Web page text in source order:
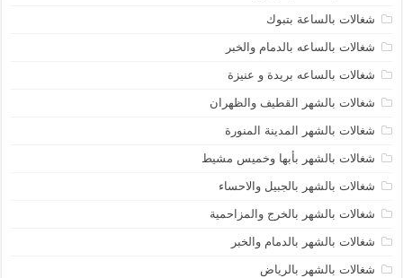
شغالات بالساعة بتبوك
شغالات بالساعه بالدمام والخبر
شغالات بالساعه بريدة و عنيزة
شغالات بالشهر القطيف والظهران
شغالات بالشهر المدينة المنورة
شغالات بالشهر بأبها وخميس مشيط
شغالات بالشهر بالجبيل والاحساء
شغالات بالشهر بالخرج والمزاحمية
شغالات بالشهر بالدمام والخبر
شغالات بالشهر بالرياض